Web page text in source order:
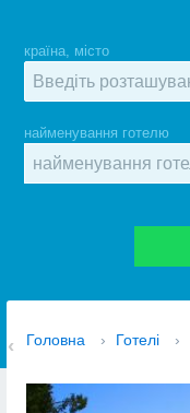
країна, місто
найменування готелю
Головна › Готелі ›